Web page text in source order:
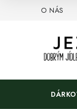
O NÁS